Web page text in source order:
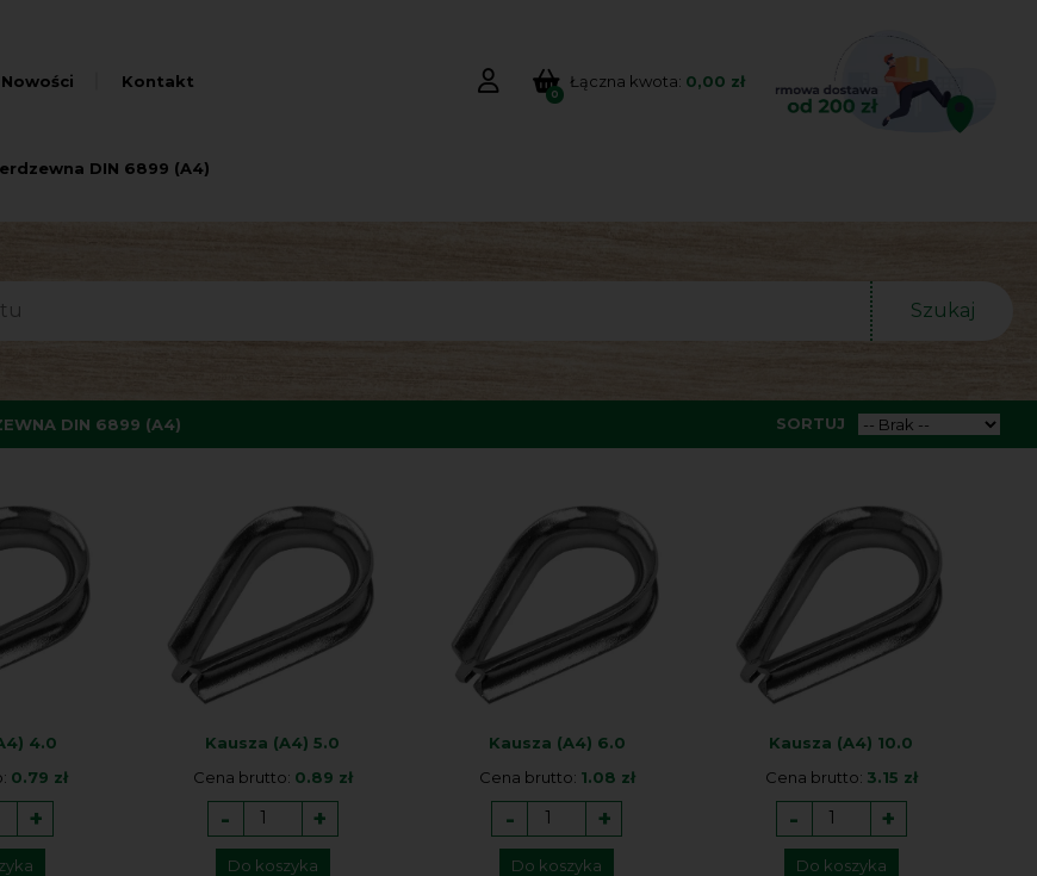
Nowości Kontakt
0
Łączna kwota: 0,00 zł
DIN 6899 (A4)
Szukaj
DIN 6899 (A4) SORTUJ
4.0
0.79 zł
+
Kausza (A4) 5.0
Cena brutto: 0.89 zł
- +
Do koszyka
Kausza (A4) 6.0
Cena brutto: 1.08 zł
- +
Do koszyka
Kausza (A4) 10.0
Cena brutto: 3.15 zł
- +
Do koszyka